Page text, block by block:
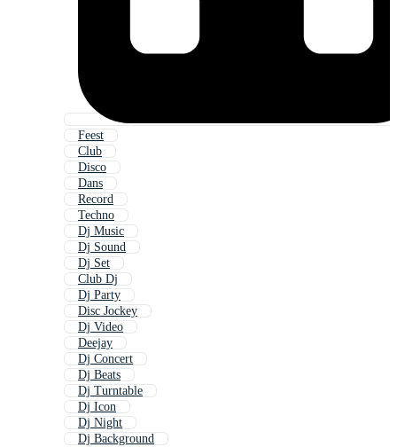
Feest
Club
Disco
Dans
Record
Techno
Dj Music
Dj Sound
Dj Set
Club Dj
Dj Party
Disc Jockey
Dj Video
Deejay
Dj Concert
Dj Beats
Dj Turntable
Dj Icon
Dj Night
Dj Background